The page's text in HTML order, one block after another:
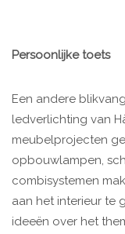
Persoonlijke toets
Een andere
ledverlichting van
meubelprojecten
opbouwlampen,
combisystemen
aan het interieur te
ideeën over het